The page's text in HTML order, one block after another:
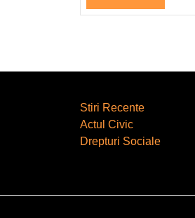
Full
Stiri Recente
Actul Civic
Drepturi Sociale